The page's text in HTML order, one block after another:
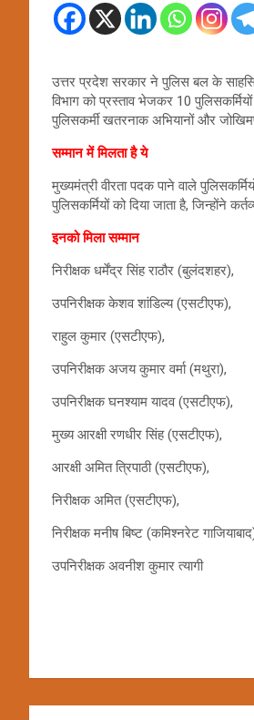
उत्तर प्रदेश सरकार ने पुलिस बल के
विभाग को प्रस्ताव भेजकर 10
पुलिसकर्मी खतरनाक अभियानों और
सम्मान में मिलता है ये
मुख्यमंत्री वीरता पदक पाने वाले
पुलिसकर्मियों को दिया जाता है, जिन्होंने
इनको मिला सम्मान
निरीक्षक धर्मेंद्र सिंह राठौर (बुलंदशहर),
उपनिरीक्षक केशव शांडिल्य (एसटीएफ),
राहुल कुमार (एसटीएफ),
उपनिरीक्षक अजय कुमार वर्मा (मथुरा),
उपनिरीक्षक घनश्याम यादव (एसटीएफ),
मुख्य आरक्षी रणधीर सिंह (एसटीएफ),
आरक्षी अमित त्रिपाठी (एसटीएफ),
निरीक्षक अमित (एसटीएफ),
निरीक्षक मनीष बिष्ट (कमिश्नरेट
उपनिरीक्षक अवनीश कुमार त्यागी